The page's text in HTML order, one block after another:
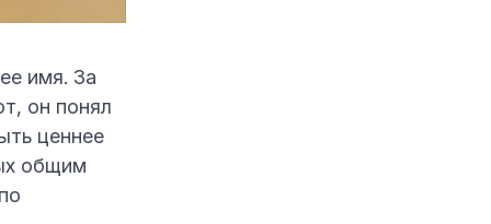
имя. За
он понял
ценнее
общим